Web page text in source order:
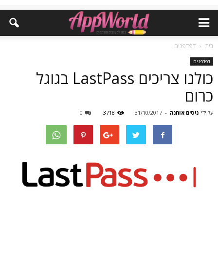
בית דפדפנים
דפדפנים
כולנו צריכים LastPass בגוגל
כרום
על ידי ניסים אוחנה -
31/10/2017
3718
0